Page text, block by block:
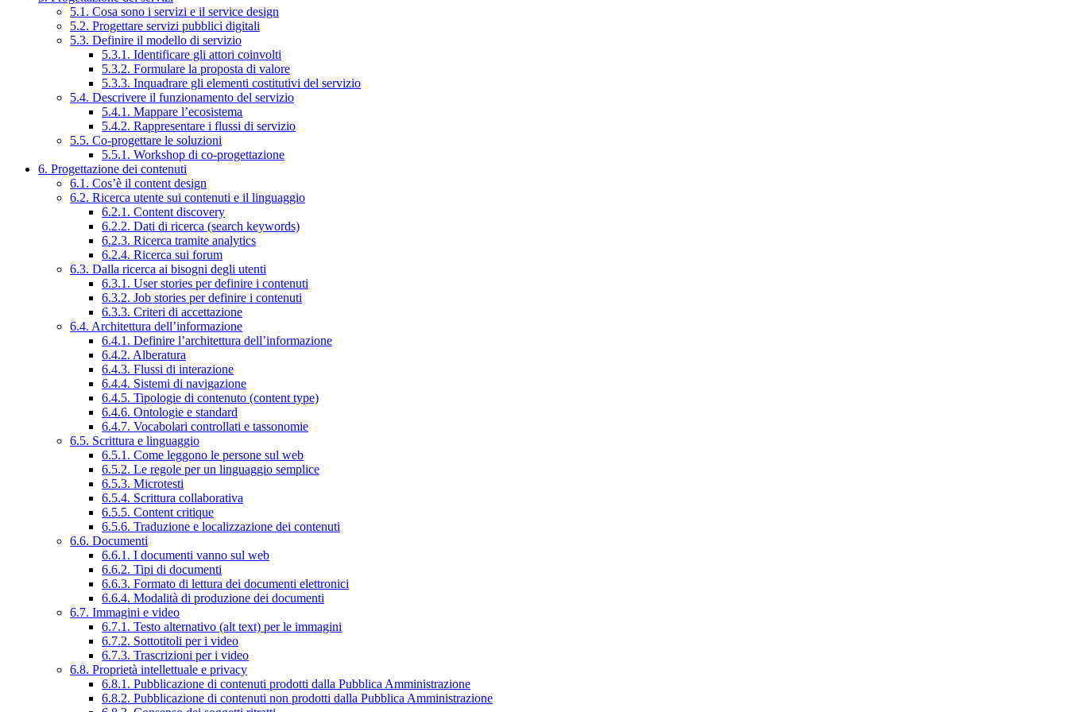
5.1. Cosa sono i servizi e il service design
5.2. Progettare servizi pubblici digitali
5.3. Definire il modello di servizio
5.3.1. Identificare gli attori coinvolti
5.3.2. Formulare la proposta di valore
5.3.3. Inquadrare gli elementi costitutivi del servizio
5.4. Descrivere il funzionamento del servizio
5.4.1. Mappare l’ecosistema
5.4.2. Rappresentare i flussi di servizio
5.5. Co-progettare le soluzioni
5.5.1. Workshop di co-progettazione
6. Progettazione dei contenuti
6.1. Cos’è il content design
6.2. Ricerca utente sui contenuti e il linguaggio
6.2.1. Content discovery
6.2.2. Dati di ricerca (search keywords)
6.2.3. Ricerca tramite analytics
6.2.4. Ricerca sui forum
6.3. Dalla ricerca ai bisogni degli utenti
6.3.1. User stories per definire i contenuti
6.3.2. Job stories per definire i contenuti
6.3.3. Criteri di accettazione
6.4. Architettura dell’informazione
6.4.1. Definire l’architettura dell’informazione
6.4.2. Alberatura
6.4.3. Flussi di interazione
6.4.4. Sistemi di navigazione
6.4.5. Tipologie di contenuto (content type)
6.4.6. Ontologie e standard
6.4.7. Vocabolari controllati e tassonomie
6.5. Scrittura e linguaggio
6.5.1. Come leggono le persone sul web
6.5.2. Le regole per un linguaggio semplice
6.5.3. Microtesti
6.5.4. Scrittura collaborativa
6.5.5. Content critique
6.5.6. Traduzione e localizzazione dei contenuti
6.6. Documenti
6.6.1. I documenti vanno sul web
6.6.2. Tipi di documenti
6.6.3. Formato di lettura dei documenti elettronici
6.6.4. Modalità di produzione dei documenti
6.7. Immagini e video
6.7.1. Testo alternativo (alt text) per le immagini
6.7.2. Sottotitoli per i video
6.7.3. Trascrizioni per i video
6.8. Proprietà intellettuale e privacy
6.8.1. Pubblicazione di contenuti prodotti dalla Pubblica Amministrazione
6.8.2. Pubblicazione di contenuti non prodotti dalla Pubblica Amministrazione